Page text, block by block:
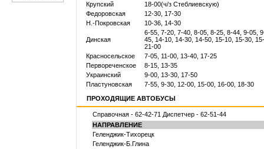
Крупский
18-00(ч/з Стеблиевскую)
Федоровская
12-30, 17-30
Н.-Покровская
10-36, 14-30
Динская
6-55, 7-20, 7-40, 8-05, 8-25, 8-44, 9-05,
45, 14-10, 14-30, 14-50, 15-10, 15-30,
21-00
Красносельское
7-05, 11-00, 13-40, 17-25
Первореченское
8-15, 13-35
Украинский
9-00, 13-30, 17-50
Пластуновская
7-55, 9-30, 12-00, 15-00, 16-00, 18-30
ПРОХОДЯЩИЕ АВТОБУСЫ
Справочная - 62-42-71 Диспетчер - 62-51-44
НАПРАВЛЕНИЕ
Геленджик-Тихорецк
Геленджик-Б.Глина